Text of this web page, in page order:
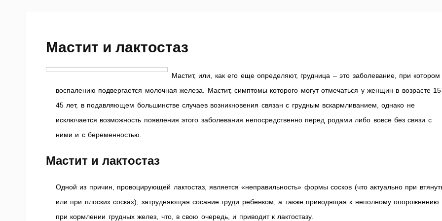
Мастит и лактостаз
Мастит, или, как его еще определяют, грудница – это заболевание, при котором
воспалению подвергается молочная железа. Мастит, симптомы которого могут отмечаться у женщин в возрасте
45 лет, в подавляющем большинстве случаев возникновения связан с грудным вскармливанием, однако не
исключается возможность появления этого заболевания непосредственно перед родами либо вовсе без связи с
ними и с беременностью.
Мастит и лактостаз
Одной из причин, провоцирующей лактостаз, является «неправильность» формы сосков (что актуально при
или при плоских сосках), затрудняющая сосание груди ребенком, а также приводящая к неполному опорожнению
при кормлении грудных желез, что, в свою очередь, и приводит к лактостазу.